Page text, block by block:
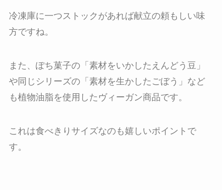
冷凍庫に一つストックがあれば献立の頼もしい味
方ですね。
また、ぽち菓子の「素材をいかしたえんどう豆」
や同じシリーズの「素材を生かしたごぼう」など
も植物油脂を使用したヴィーガン商品です。
これは食べきりサイズなのも嬉しいポイントで
す。